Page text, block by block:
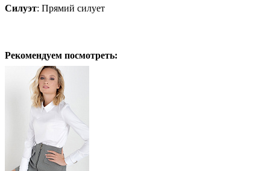
Силуэт: Прямий силует
Рекомендуем посмотреть: